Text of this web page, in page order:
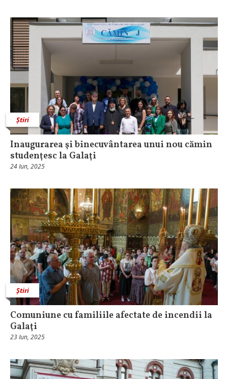
Știri
Inaugurarea şi binecuvântarea unui nou cămin
studenţesc la Galaţi
24 Iun, 2025
Știri
Comuniune cu familiile afectate de incendii la
Galaţi
23 Iun, 2025